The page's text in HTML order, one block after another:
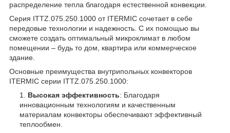
распределение тепла благодаря естественной конвекции.
Серия ITTZ.075.250.1000 от ITERMIC сочетает в себе
передовые технологии и надежность. С их помощью вы
сможете создать оптимальный микроклимат в любом
помещении – будь то дом, квартира или коммерческое
здание.
Основные преимущества внутрипольных конвекторов
ITERMIC серии ITTZ.075.250.1000:
Высокая эффективность: Благодаря
инновационным технологиям и качественным
материалам конвекторы обеспечивают эффективный
теплообмен.